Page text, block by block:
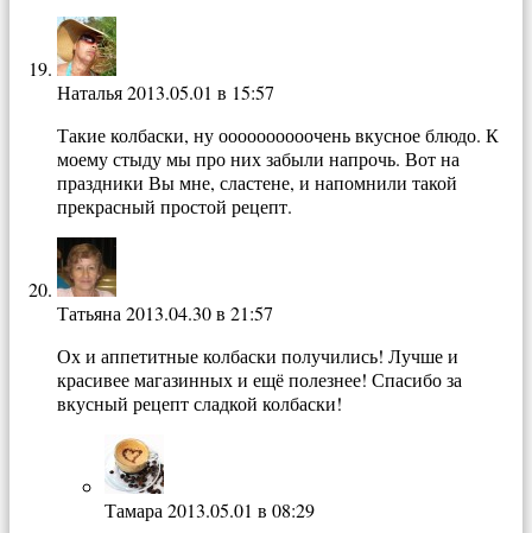
Наталья2013.05.01 в 15:57
Такие колбаски, ну оооооооооочень вкусное блюдо. К
моему стыду мы про них забыли напрочь. Вот на
праздники Вы мне, сластене, и напомнили такой
прекрасный простой рецепт.
Татьяна 2013.04.30 в 21:57
Ох и аппетитные колбаски получились! Лучше и
красивее магазинных и ещё полезнее! Спасибо за
вкусный рецепт сладкой колбаски!
Тамара 2013.05.01 в 08:29